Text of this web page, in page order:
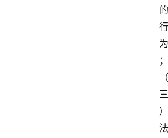
的
行
为
；
（
三
）
法